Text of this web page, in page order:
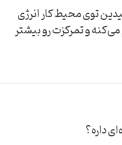
توی محیط کار انرژی
و تمرکزت رو بیشتر
داره؟